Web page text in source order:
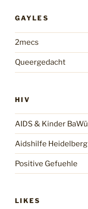
GAYLES
2mecs
Queergedacht
HIV
AIDS & Kinder BaWü
Aidshilfe Heidelberg
Positive Gefuehle
LIKES